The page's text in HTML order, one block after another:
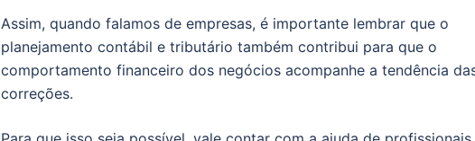
Assim, quando falamos de empresas, é importante lembrar que o
planejamento contábil e tributário também contribui para que o
comportamento financeiro dos negócios acompanhe a tendência
correções.